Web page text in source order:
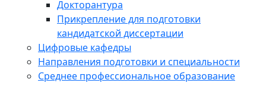
Докторантура
Прикрепление для подготовки
кандидатской диссертации
Цифровые кафедры
Направления подготовки и специальности
Среднее профессиональное образование